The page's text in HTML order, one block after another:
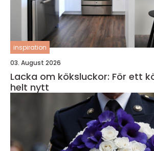
inspiration
03. August 2026
Lacka om köksluckor: För ett
helt nytt